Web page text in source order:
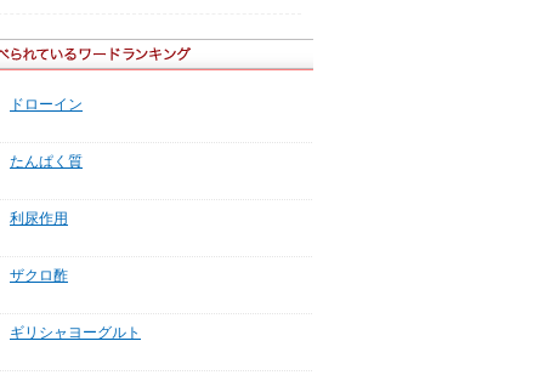
ドローイン
たんぱく質
利尿作用
ザクロ酢
ギリシャヨーグルト